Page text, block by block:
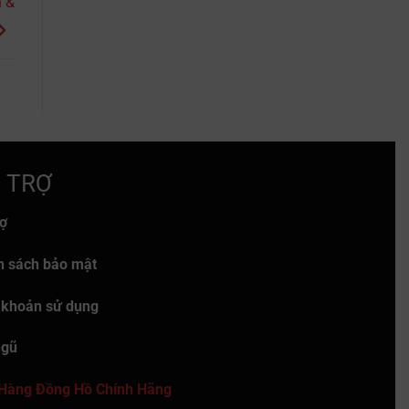
sách bảo mật
sử dụng
Đồng Hồ Chính Hãng